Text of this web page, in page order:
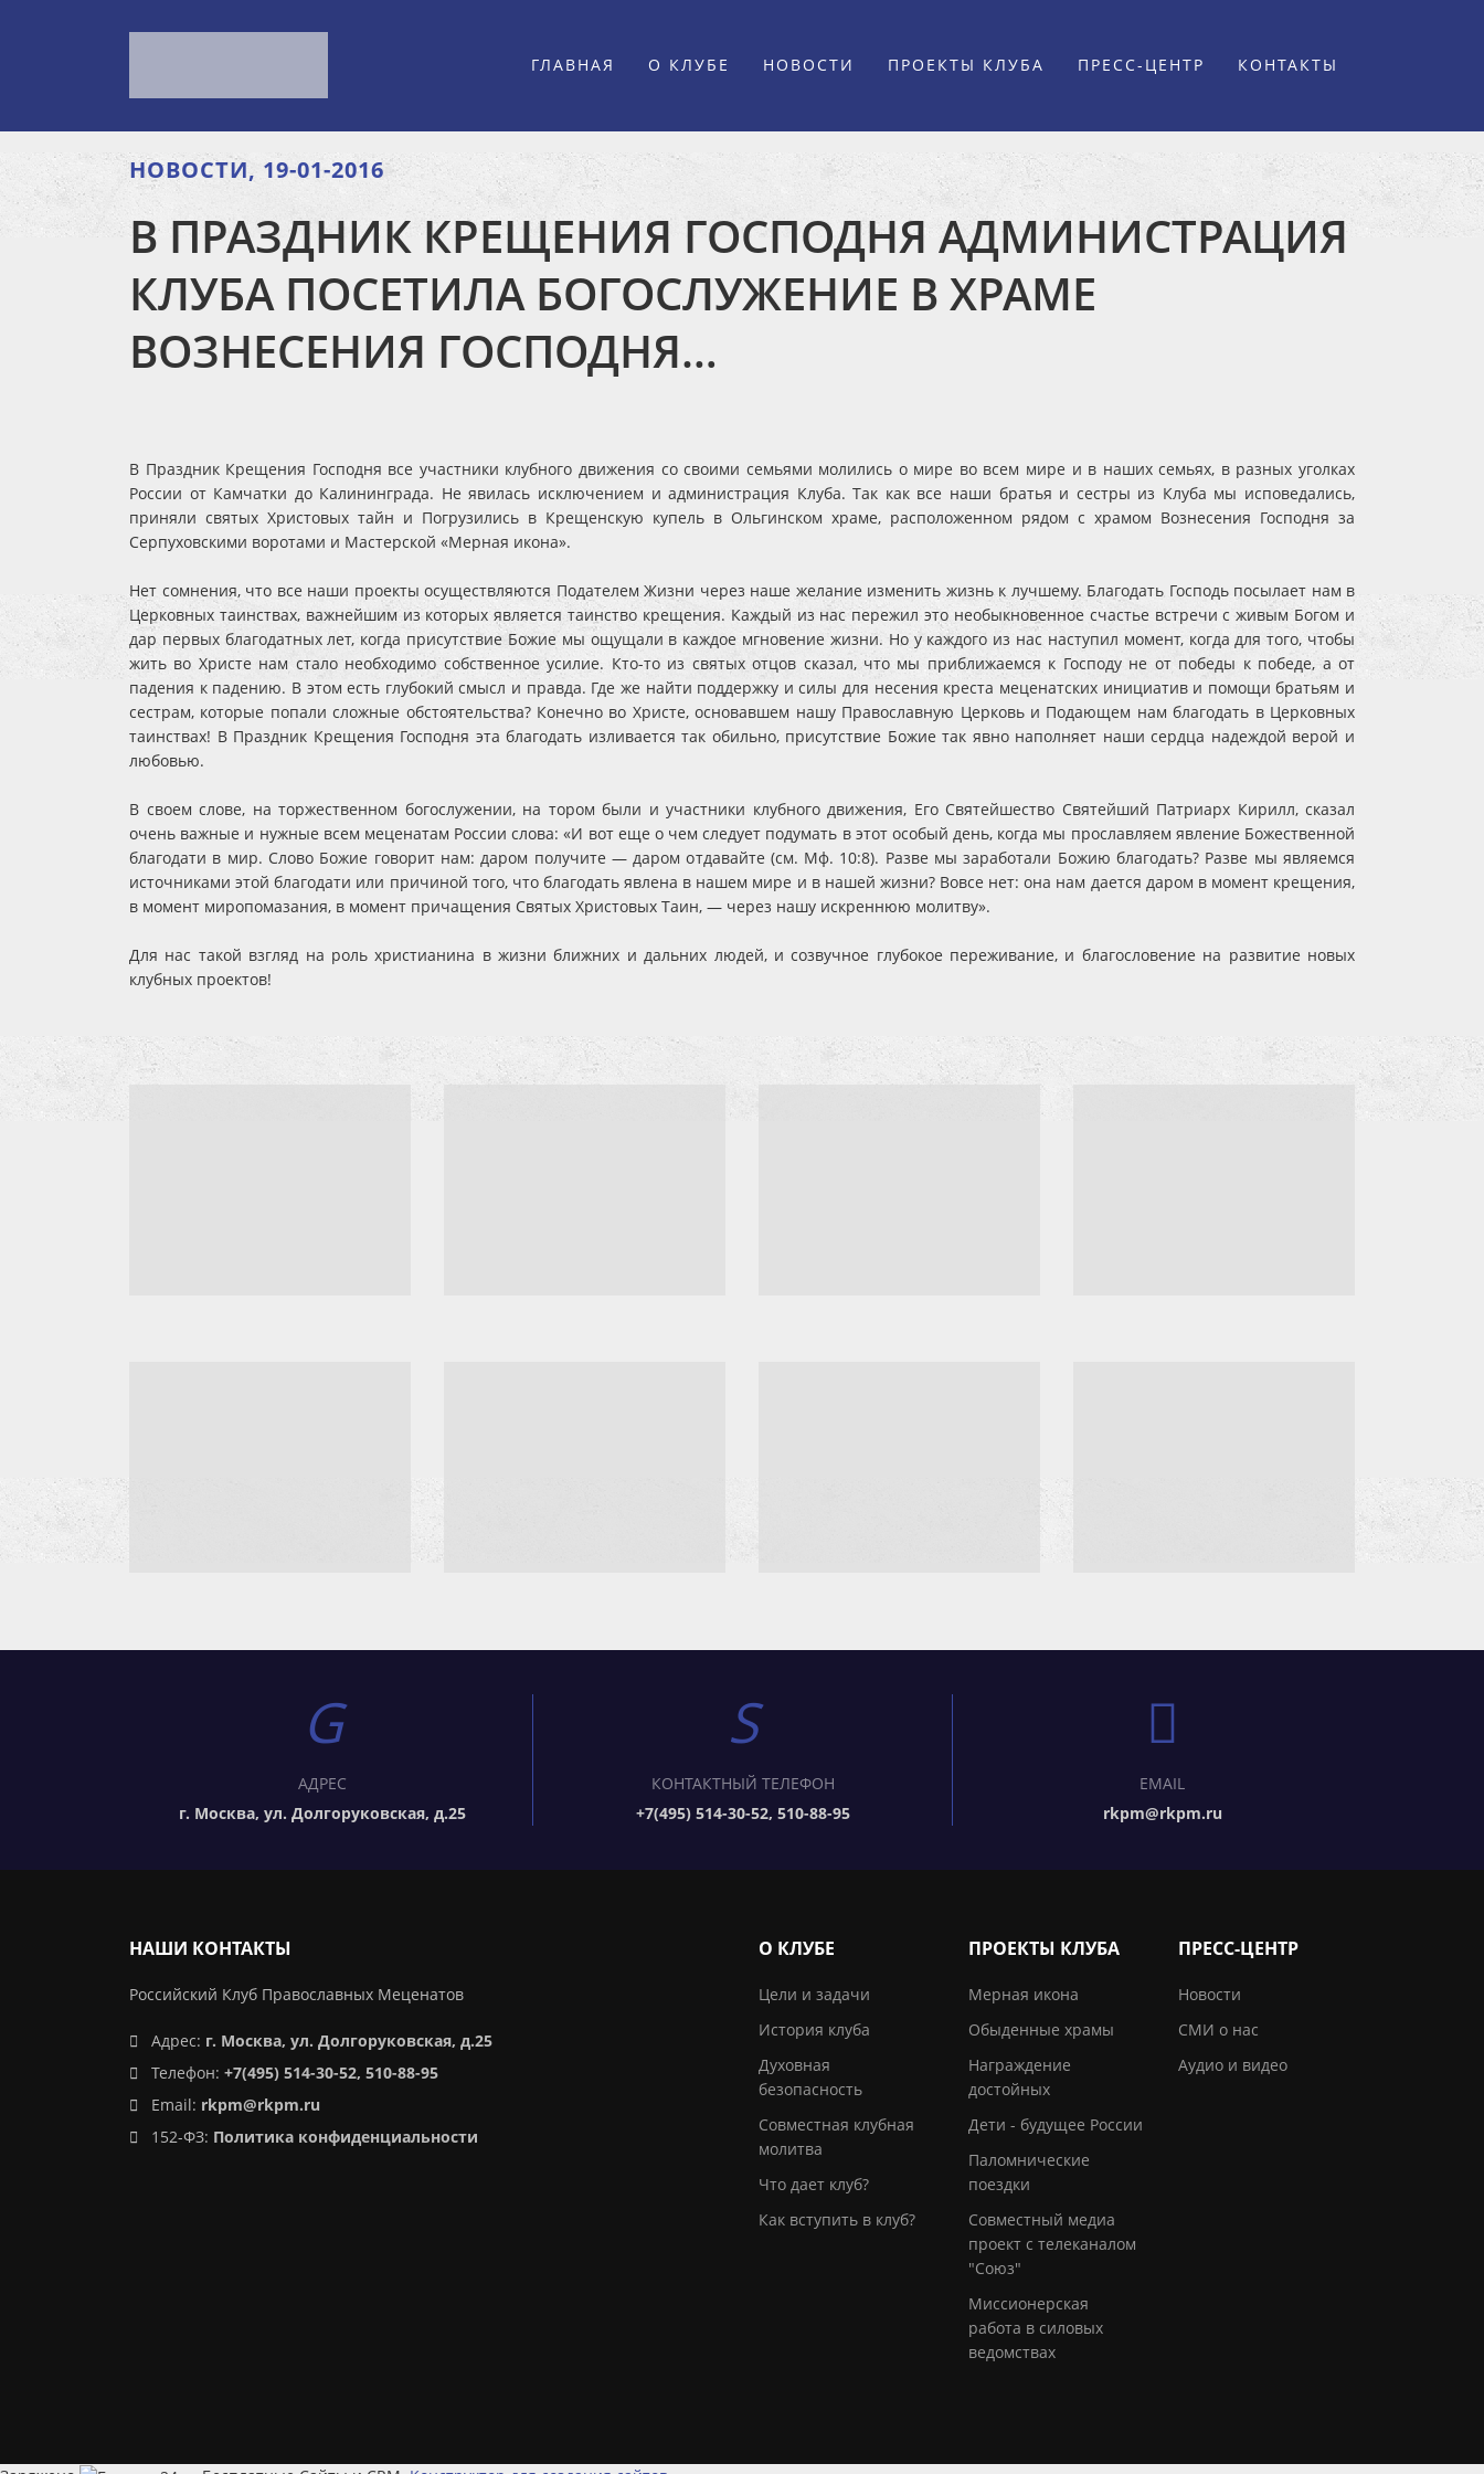
ГЛАВНАЯ О КЛУБЕ НОВОСТИ ПРОЕКТЫ КЛУБА ПРЕСС-ЦЕНТР КОНТАКТЫ
НОВОСТИ, 19-01-2016
В ПРАЗДНИК КРЕЩЕНИЯ ГОСПОДНЯ АДМИНИСТРАЦИЯ
КЛУБА ПОСЕТИЛА БОГОСЛУЖЕНИЕ В ХРАМЕ
ВОЗНЕСЕНИЯ ГОСПОДНЯ…
В Праздник Крещения Господня все участники клубного движения со своими семьями молились о мире во всем мире и в наших семьях, в разных уголках
России от Камчатки до Калининграда. Не явилась исключением и администрация Клуба. Так как все наши братья и сестры из Клуба мы исповедались,
приняли святых Христовых тайн и Погрузились в Крещенскую купель в Ольгинском храме, расположенном рядом с храмом Вознесения Господня за
Серпуховскими воротами и Мастерской «Мерная икона».
Нет сомнения, что все наши проекты осуществляются Подателем Жизни через наше желание изменить жизнь к лучшему. Благодать Господь посылает нам в
Церковных таинствах, важнейшим из которых является таинство крещения. Каждый из нас пережил это необыкновенное счастье встречи с живым Богом и
дар первых благодатных лет, когда присутствие Божие мы ощущали в каждое мгновение жизни. Но у каждого из нас наступил момент, когда для того, чтобы
жить во Христе нам стало необходимо собственное усилие. Кто-то из святых отцов сказал, что мы приближаемся к Господу не от победы к победе, а от
падения к падению. В этом есть глубокий смысл и правда. Где же найти поддержку и силы для несения креста меценатских инициатив и помощи братьям и
сестрам, которые попали сложные обстоятельства? Конечно во Христе, основавшем нашу Православную Церковь и Подающем нам благодать в Церковных
таинствах! В Праздник Крещения Господня эта благодать изливается так обильно, присутствие Божие так явно наполняет наши сердца надеждой верой и
любовью.
В своем слове, на торжественном богослужении, на тором были и участники клубного движения, Его Святейшество Святейший Патриарх Кирилл, сказал
очень важные и нужные всем меценатам России слова: «И вот еще о чем следует подумать в этот особый день, когда мы прославляем явление Божественной
благодати в мир. Слово Божие говорит нам: даром получите — даром отдавайте (см. Мф. 10:8). Разве мы заработали Божию благодать? Разве мы являемся
источниками этой благодати или причиной того, что благодать явлена в нашем мире и в нашей жизни? Вовсе нет: она нам дается даром в момент крещения,
в момент миропомазания, в момент причащения Святых Христовых Таин, — через нашу искреннюю молитву».
Для нас такой взгляд на роль христианина в жизни ближних и дальних людей, и созвучное глубокое переживание, и благословение на развитие новых
клубных проектов!
АДРЕС
г. Москва, ул. Долгоруковская, д.25
КОНТАКТНЫЙ ТЕЛЕФОН
+7(495) 514-30-52, 510-88-95
EMAIL
rkpm@rkpm.ru
НАШИ КОНТАКТЫ
Российский Клуб Православных Меценатов
Адрес: г. Москва, ул. Долгоруковская, д.25
Телефон: +7(495) 514-30-52, 510-88-95
Email: rkpm@rkpm.ru
152-ФЗ: Политика конфиденциальности
О КЛУБЕ
Цели и задачи
История клуба
Духовная
безопасность
Совместная клубная
молитва
Что дает клуб?
Как вступить в клуб?
ПРОЕКТЫ КЛУБА
Мерная икона
Обыденные храмы
Награждение
достойных
Дети - будущее России
Паломнические
поездки
Совместный медиа
проект с телеканалом
"Союз"
Миссионерская
работа в силовых
ведомствах
ПРЕСС-ЦЕНТР
Новости
СМИ о нас
Аудио и видео